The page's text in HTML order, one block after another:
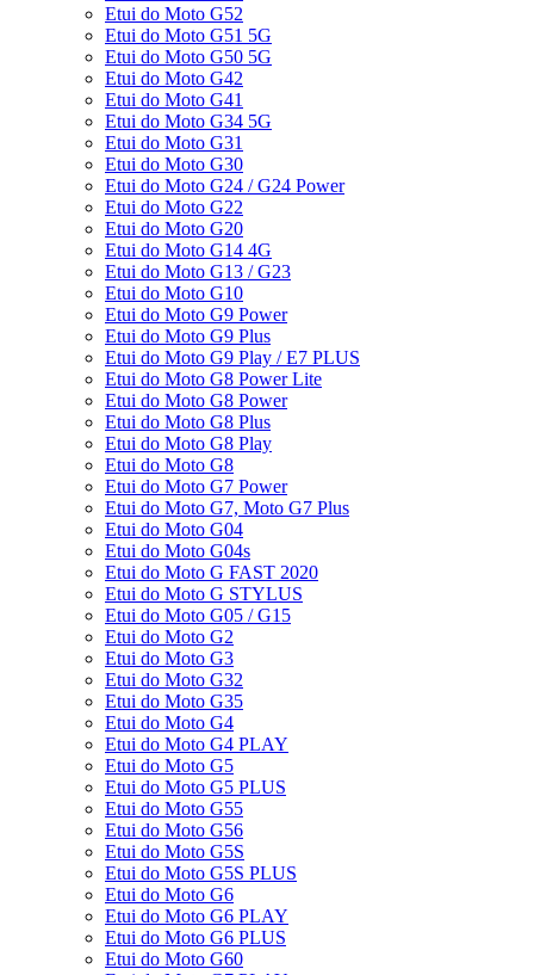
Etui do Moto G52
Etui do Moto G51 5G
Etui do Moto G50 5G
Etui do Moto G42
Etui do Moto G41
Etui do Moto G34 5G
Etui do Moto G31
Etui do Moto G30
Etui do Moto G24 / G24 Power
Etui do Moto G22
Etui do Moto G20
Etui do Moto G14 4G
Etui do Moto G13 / G23
Etui do Moto G10
Etui do Moto G9 Power
Etui do Moto G9 Plus
Etui do Moto G9 Play / E7 PLUS
Etui do Moto G8 Power Lite
Etui do Moto G8 Power
Etui do Moto G8 Plus
Etui do Moto G8 Play
Etui do Moto G8
Etui do Moto G7 Power
Etui do Moto G7, Moto G7 Plus
Etui do Moto G04
Etui do Moto G04s
Etui do Moto G FAST 2020
Etui do Moto G STYLUS
Etui do Moto G05 / G15
Etui do Moto G2
Etui do Moto G3
Etui do Moto G32
Etui do Moto G35
Etui do Moto G4
Etui do Moto G4 PLAY
Etui do Moto G5
Etui do Moto G5 PLUS
Etui do Moto G55
Etui do Moto G56
Etui do Moto G5S
Etui do Moto G5S PLUS
Etui do Moto G6
Etui do Moto G6 PLAY
Etui do Moto G6 PLUS
Etui do Moto G60